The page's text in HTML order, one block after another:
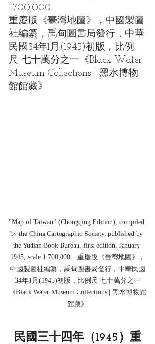
1:700,000.
重慶版《臺灣地圖》，中國製圖
社編纂，禹甸圖書局發行，中華
民國34年1月(1945)初版，比例
尺 七十萬分之一《Black Water
Museum Collections | 黑水博物
館館藏》
"Map of Taiwan" (Chongqing Edition), compiled
by the China Cartographic Society, published by
the Yudian Book Bureau, first edition, January
1945, scale 1:700,000. | 重慶版《臺灣地圖》，
中國製圖社編纂，禹甸圖書局發行，中華民國
34年1月(1945)初版，比例尺 七十萬分之一
《Black Water Museum Collections | 黑水博物館
館藏》
民國三十四年（1945）重